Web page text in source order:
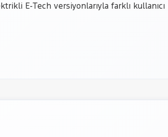
E-Tech versiyonlarıyla farklı